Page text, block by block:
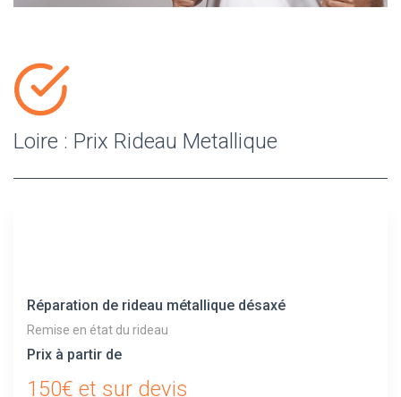
Loire : Prix Rideau Metallique
Réparation de rideau métallique désaxé
Remise en état du rideau
Prix à partir de
150€ et sur devis